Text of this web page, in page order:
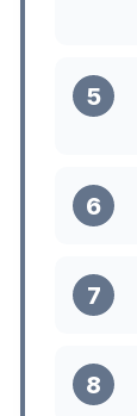
5
6
7
8